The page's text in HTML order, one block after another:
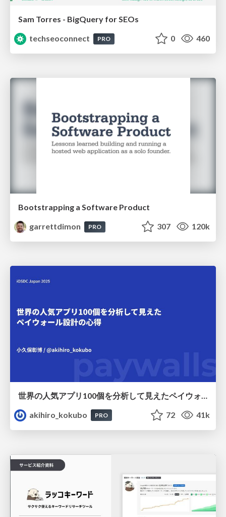
Sam Torres - BigQuery for SEOs
techseoconnect
PRO 0 460
Bootstrapping a Software Product
garrettdimon
PRO 307 120k
akihiro_kokubo
PRO 72 41k